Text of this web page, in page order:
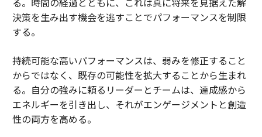
決策を生み出す機会を逃すことでパフォーマンスを制限
する。
持続可能な高いパフォーマンスは、弱みを修正すること
からではなく、既存の可能性を拡大することから生まれ
る。自分の強みに頼るリーダーとチームは、達成感から
エネルギーを引き出し、それがエンゲージメントと創造
性の両方を高める。